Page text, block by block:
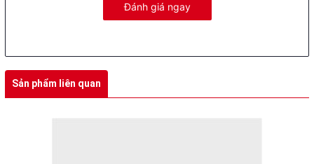
cậy, giúp đảm bảo an toàn khi dừng xe. Loại lốp không săm với
thông số lốp 2.75-8 ở phía trước và 60/100-10 ở phía sau giúp xe
Đánh giá ngay
Sản phẩm liên quan